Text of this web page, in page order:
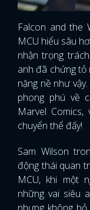
Falcon and the
MCU hiểu sâu
nhận trọng
anh đã chứng tỏ
nặng nề như
phong phú về
Marvel
chuyển thể đấy!
Sam Wilson
động thái quan
MCU, khi một
những vai siêu